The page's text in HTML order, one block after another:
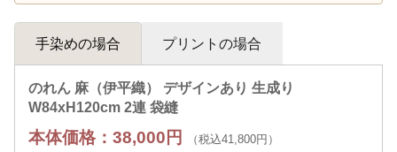
手染めの場合 プリントの場合
のれん 麻（伊平織） デザインあり 生成り
W84xH120cm 2連 袋縫
本体価格：38,000円 （税込41,800円）